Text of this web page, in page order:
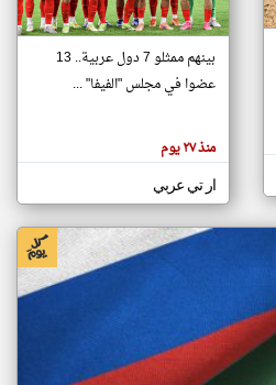
تغيير الدولة
اخبار جزر القمر على مدار الساعة
أهم اخبار جزر القمر العاجلة والمباشرة
بينهم ممثلو 7 دول عربية.. 13
عضوا في مجلس "الفيفا" ...
منذ ٢٧ يوم
ار تي عربي
klyoum.com